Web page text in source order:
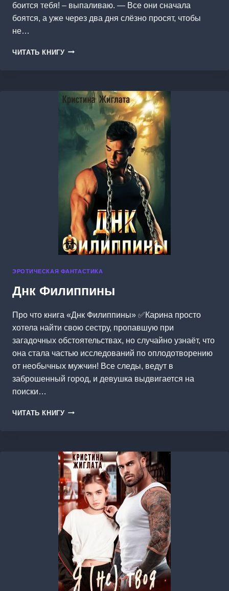
боится тебя! – выпаливаю. — Все они сначала
боятся, а уже через два дня слёзно просят, чтобы
не…
ЧИТАТЬ КНИГУ ЛЮБИТЬ
ЭРОТИЧЕСКАЯ ФАНТАСТИКА
Днк Филиппины
Про что книга «Днк Филиппины» ✅Карина просто
хотела найти свою сестру, пропавшую при
загадочных обстоятельствах, но случайно узнаёт, что
она стала частью исследований по оплодотворению
от необычных мужчин! Все следы, ведут в
заброшенный город, и девушка выдвигается на
поиски…
ЧИТАТЬ КНИГУ ДНК